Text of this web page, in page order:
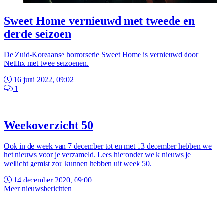
Sweet Home vernieuwd met tweede en
derde seizoen
De Zuid-Koreaanse horrorserie Sweet Home is vernieuwd door
Netflix met twee seizoenen.
16 juni 2022, 09:02
1
Weekoverzicht 50
Ook in de week van 7 december tot en met 13 december hebben we
het nieuws voor je verzameld. Lees hieronder welk nieuws je
wellicht gemist zou kunnen hebben uit week 50.
14 december 2020, 09:00
Meer nieuwsberichten